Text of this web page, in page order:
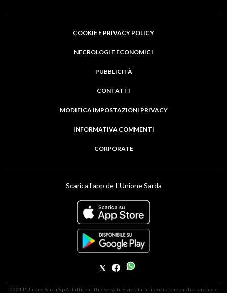
COOKIE E PRIVACY POLICY
NECROLOGI E ECONOMICI
PUBBLICITÀ
CONTATTI
MODIFICA IMPOSTAZIONI PRIVACY
INFORMATIVA COMMENTI
CORPORATE
Scarica l'app de L'Unione Sarda
2021 L'Unione Sarda S.p.A. Tutti i diritti riservati. É vietata la riproduzione, anche parziale e